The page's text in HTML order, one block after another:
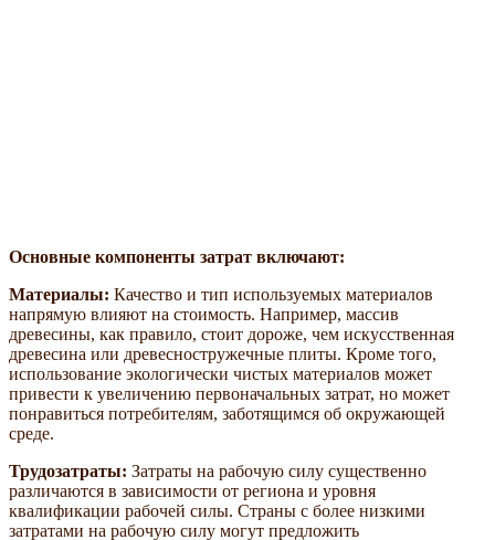
Основные компоненты затрат включают:
Материалы: Качество и тип используемых материалов
напрямую влияют на стоимость. Например, массив
древесины, как правило, стоит дороже, чем искусственная
древесина или древесностружечные плиты. Кроме того,
использование экологически чистых материалов может
привести к увеличению первоначальных затрат, но может
понравиться потребителям, заботящимся об окружающей
среде.
Трудозатраты: Затраты на рабочую силу существенно
различаются в зависимости от региона и уровня
квалификации рабочей силы. Страны с более низкими
затратами на рабочую силу могут предложить